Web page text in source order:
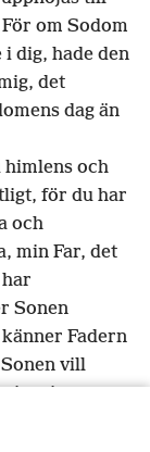
För om Sodom
dig, hade den
det
dag än
himlens och
för du har
och
min Far, det
Sonen
Fadern
vill
ni som
så ska jag